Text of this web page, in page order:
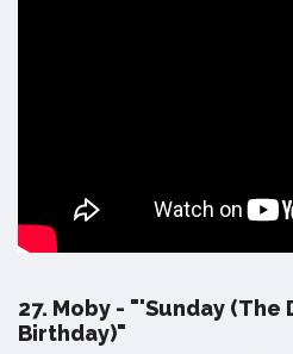
27. Moby - "'Sunday (The
Birthday)"